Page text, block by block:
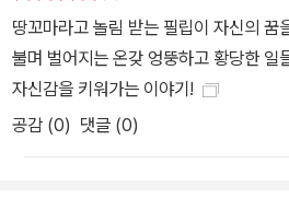
껴 볼 기회를 주었다. ● 등장인물의 표정 변화에서 느껴지는 재치와
유머 그림 작가 에멜리 로리는 마술 피리로 크기가 변해 뒤죽박죽인
상황을 단순하면서도 유머러스하게 그
등장인물들의 표정을 보는 재미가 쏠쏠
고요하게 잠들어 있던 아기 고양이 미아
하고 누워 있는 능청맞은 호랑이로 바뀐
땅꼬마라고 놀림 받는 필립이 자신의 꿈
불며 벌어지는 온갖 엉뚱하고 황당한 일
자신감을 키워가는 이야기!
공감 (0) 댓글 (0)